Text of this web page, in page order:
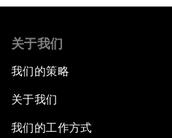
关于我们
我们的策略
关于我们
我们的工作方式